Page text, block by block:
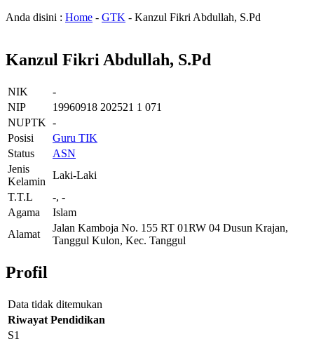
Anda disini : Home - GTK - Kanzul Fikri Abdullah, S.Pd
Kanzul Fikri Abdullah, S.Pd
NIK
-
NIP
19960918 202521 1 071
NUPTK -
Posisi
Guru TIK
Status
ASN
Jenis
Kelamin
Laki-Laki
T.T.L
-, -
Agama
Islam
Alamat
Jalan Kamboja No. 155 RT 01RW 04 Dusun Krajan,
Tanggul Kulon, Kec. Tanggul
Profil
Data tidak ditemukan
Riwayat Pendidikan
S1